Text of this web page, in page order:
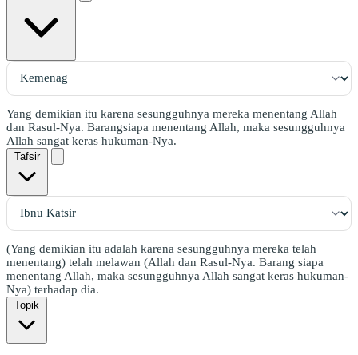
Yang demikian itu karena sesungguhnya mereka menentang Allah
dan Rasul-Nya. Barangsiapa menentang Allah, maka sesungguhnya
Allah sangat keras hukuman-Nya.
Tafsir
(Yang demikian itu adalah karena sesungguhnya mereka telah
menentang) telah melawan (Allah dan Rasul-Nya. Barang siapa
menentang Allah, maka sesungguhnya Allah sangat keras hukuman-
Nya) terhadap dia.
Topik